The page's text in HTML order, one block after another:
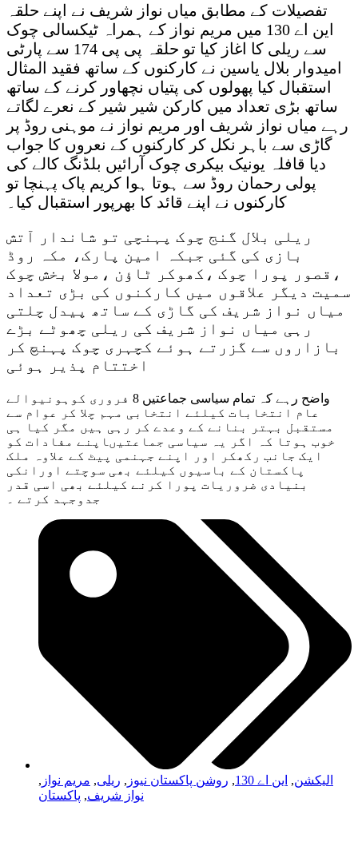
تفصیلات کے مطابق میاں نواز شریف نے اپنے حلقہ
این اے 130 میں مریم نواز کے ہمراہ ٹیکسالی چوک
سے ریلی کا اغاز کیا تو حلقہ پی پی 174 سے پارٹی
امیدوار بلال یاسین نے کارکنوں کے ساتھ فقید المثال
استقبال کیا پھولوں کی پتیاں نچھاور کرنے کے ساتھ
ساتھ بڑی تعداد میں کارکن شیر شیر کے نعرے لگاتے
رہے میاں نواز شریف اور مریم نواز نے موہنی روڈ پر
گاڑی سے باہر نکل کر کارکنوں کے نعروں کا جواب
دیا قافلہ یونیک بیکری چوک آرائیں بلڈنگ کالے کی
پولی رحمان روڈ سے ہوتا ہوا کریم پاک پہنچا تو
کارکنوں نے اپنے قائد کا بھرپور استقبال کیا۔
ریلی بلال گنج چوک پہنچی تو شاندار آتش
بازی کی گئی جبکہ امین پارک، مکہ روڈ
،قصور پورا چوک ،کھوکر ٹاؤن ،مولا بخش چوک
سمیت دیگر علاقوں میں کارکنوں کی بڑی تعداد
میاں نواز شریف کی گاڑی کے ساتھ پیدل چلتی
رہی میاں نواز شریف کی ریلی چھوٹے بڑے
بازاروں سے گزرتے ہوئے کچہری چوک پہنچ کر
اختتام پذیر ہوئی
واضح رہے کہ تمام سیاسی جماعتیں 8 فروری کوہونیوالے
عام انتخابات کیلئے انتخابی مہم چلا کر عوام سے
مستقبل بہتر بنانے کے وعدے کر رہی ہیں مگر کیا ہی
خوب ہوتا کہ اگر یہ سیاسی جماعتیںاپنے مفادات کو
ایک جانب رکھکر اور اپنے جہنمی پیٹ کے علاوہ ملک
پاکستان کے باسیوں کیلئے بھی سوچتے اورانکی
بنیادی ضروریات پورا کرنے کیلئے بھی اسی قدر
جدوجہد کرتے ۔
الیکشن, این اے 130 , روشن پاکستان نیوز , ریلی, مریم نواز ,
نواز شریف, پاکستان